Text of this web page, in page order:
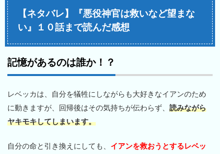
【ネタバレ】『悪役神官は救いなど望まな
い』１０話まで読んだ感想
記憶があるのは誰か！？
レベッカは、自分を犠牲にしながらも大好きなイアンのため
に動きますが、回帰後はその気持ちが伝わらず、 読みながら
ヤキモキしてしまいます。
自分の命と引き換えにしても、 イアンを救おうとするレベッ